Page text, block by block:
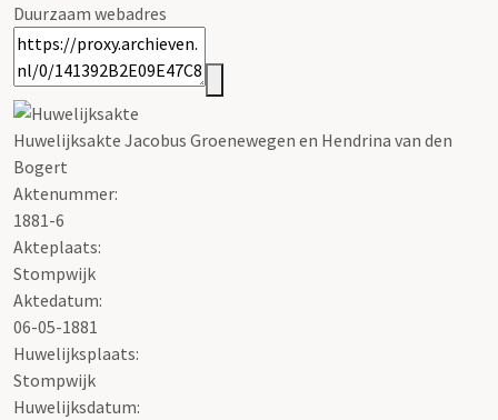
Duurzaam webadres
Huwelijksakte Jacobus Groenewegen en Hendrina van den
Bogert
Aktenummer:
1881-6
Akteplaats:
Stompwijk
Aktedatum:
06-05-1881
Huwelijksplaats:
Stompwijk
Huwelijksdatum: